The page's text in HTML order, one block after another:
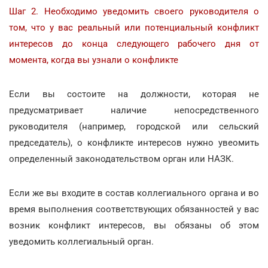
Шаг 2. Необходимо уведомить своего руководителя о
том, что у вас реальный или потенциальный конфликт
интересов до конца следующего рабочего дня от
момента, когда вы узнали о конфликте
Если вы состоите на должности, которая не
предусматривает наличие непосредственного
руководителя (например, городской или сельский
председатель), о конфликте интересов нужно увеомить
определенный законодательством орган или НАЗК.
Если же вы входите в состав коллегиального органа и во
время выполнения соответствующих обязанностей у вас
возник конфликт интересов, вы обязаны об этом
уведомить коллегиальный орган.